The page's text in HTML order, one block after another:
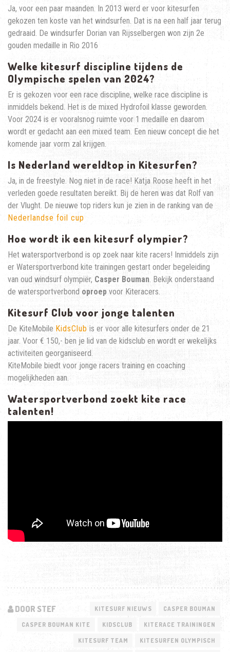
Ja, voor een paar maanden. In 2013 werd er voor kitesurfen
gekozen ten koste van het windsurfen. Dat is na een half jaar terug
gedraaid. De windsurfer Dorian van Rijsselbergen won zijn 2e
gouden medaille in Rio 2016
Welke kitesurf discipline tijdens de
Olympische spelen van 2024?
Er is gekozen voor een race discipline, welke race discipline is
inmiddels bekend. Het is de mixed Hydrofoil klasse geworden.
Voor 2024 is er vooralsnog ruimte voor 1 medaille en daarom
wordt er gedacht aan een mixed team. Een nieuw concept die het
komende jaar vorm zal krijgen.
Is Nederland wereldtop in Kitesurfen?
Ja, in de freestyle. Nog niet in de race! Katja Roose heeft in het
verleden goede resultaten bereikt. Bij de heren was dat Rolf van
der Vlught. De nieuwe top riders kun je zien in de ranking van de
Nederlandse foil cup
Hoe wordt ik een kitesurf olympier?
Het watersportverbond is op zoek naar kite racers! Inmiddels zijn
er Watersportverbond kite trainingen gestart onder begeleiding
van oud windsurf olympiër, Casper Bouman. Bekijk onderstaand
de watersportverbond oproep voor Kiteracers.
Kitesurf Club voor jonge talenten
De KiteMobile KidsClub is er voor alle kitesurfers onder de 21
jaar. Voor € 150,- ben je lid van de kidsclub en wordt er wekelijks
activiteiten georganiseerd.
KiteMobile biedt voor jonge racers training en coaching
mogelijkheden aan.
Watersportverbond zoekt kite race
talenten!
DOOR STEF KITESURF NIEUWS CASPER BOUMAN
CASPER BOUMAN KITE KIDSCLUB KITERACE TRAININGEN
KITESURF TEAM KITESURFEN OLYMPISCH